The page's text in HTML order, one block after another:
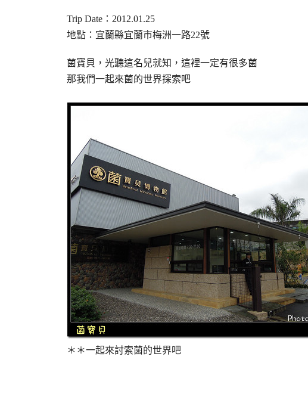
Trip Date ： 2012.01.25
地點：宜蘭縣宜蘭市梅洲一路22號
菌寶貝，光聽這名兒就知，這裡一定有很多菌
那我們一起來菌的世界探索吧
＊＊一起來討索菌的世界吧